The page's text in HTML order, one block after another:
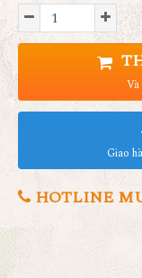
Và
Giao
HOTLINE